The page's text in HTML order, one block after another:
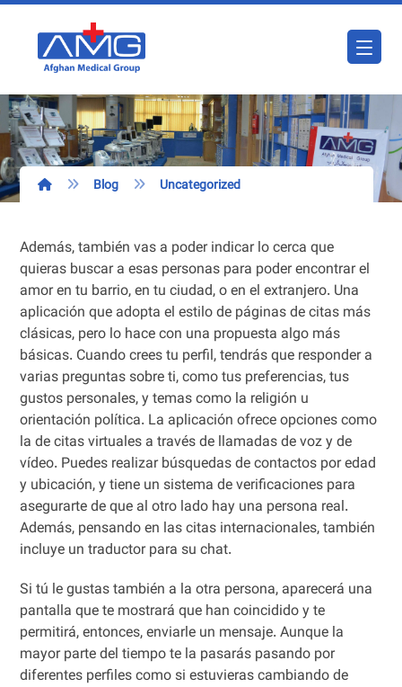
Blog Uncategorized
Además, también vas a poder indicar lo cerca que
quieras buscar a esas personas para poder encontrar el
amor en tu barrio, en tu ciudad, o en el extranjero. Una
aplicación que adopta el estilo de páginas de citas más
clásicas, pero lo hace con una propuesta algo más
básicas. Cuando crees tu perfil, tendrás que responder a
varias preguntas sobre ti, como tus preferencias, tus
gustos personales, y temas como la religión u
orientación política. La aplicación ofrece opciones como
la de citas virtuales a través de llamadas de voz y de
vídeo. Puedes realizar búsquedas de contactos por edad
y ubicación, y tiene un sistema de verificaciones para
asegurarte de que al otro lado hay una persona real.
Además, pensando en las citas internacionales, también
incluye un traductor para su chat.
Si tú le gustas también a la otra persona, aparecerá una
pantalla que te mostrará que han coincidido y te
permitirá, entonces, enviarle un mensaje. Aunque la
mayor parte del tiempo te la pasarás pasando por
diferentes perfiles como si estuvieras cambiando de